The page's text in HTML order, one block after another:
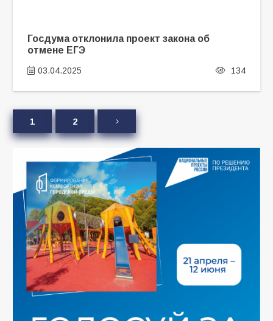
Госдума отклонила проект закона об
отмене ЕГЭ
03.04.2025 134
1 2